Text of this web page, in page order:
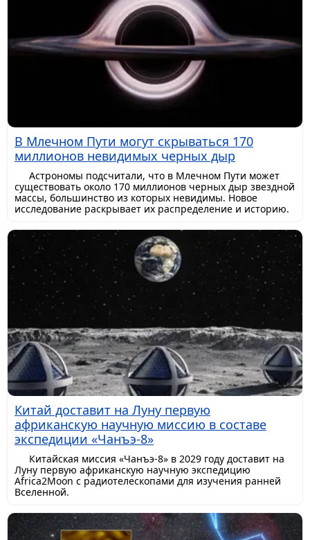
В Млечном Пути могут скрываться 170
миллионов невидимых черных дыр
Астрономы подсчитали, что в Млечном Пути может
существовать около 170 миллионов черных дыр звездной
массы, большинство из которых невидимы. Новое
исследование раскрывает их распределение и историю.
Китай доставит на Луну первую
африканскую научную миссию в составе
экспедиции «Чанъэ-8»
Китайская миссия «Чанъэ-8» в 2029 году доставит на
Луну первую африканскую научную экспедицию
Africa2Moon с радиотелескопами для изучения ранней
Вселенной.